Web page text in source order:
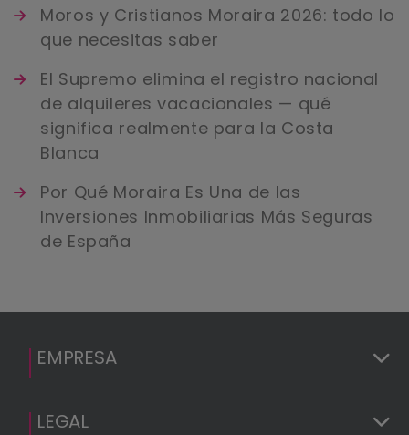
Moros y Cristianos Moraira 2026: todo lo
que necesitas saber
El Supremo elimina el registro nacional
de alquileres vacacionales — qué
significa realmente para la Costa
Blanca
Por Qué Moraira Es Una de las
Inversiones Inmobiliarias Más Seguras
de España
EMPRESA
LEGAL